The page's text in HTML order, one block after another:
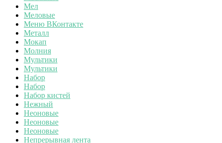
Мел
Меловые
Меню ВКонтакте
Металл
Мокап
Молния
Мультики
Мультики
Набор
Набор
Набор кистей
Нежный
Неоновые
Неоновые
Неоновые
Непрерывная лента